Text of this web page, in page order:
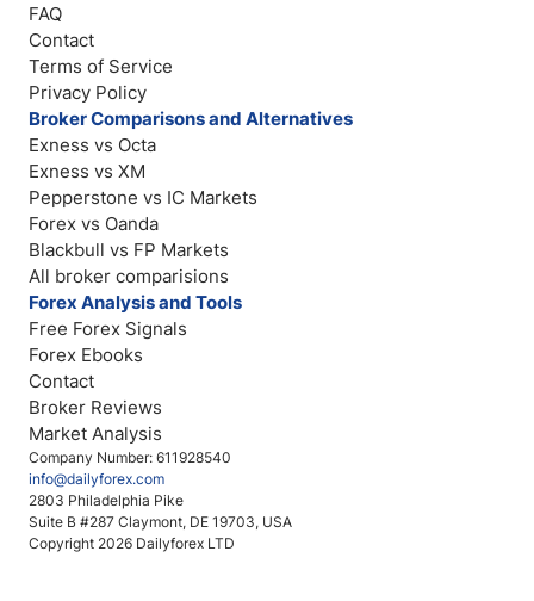
Company Number: 611928540
info@dailyforex.com
2803 Philadelphia Pike
Suite B #287 Claymont, DE 19703, USA
Copyright 2026 Dailyforex LTD
FAQ
Contact
Terms of Service
Privacy Policy
Broker Comparisons and Alternatives
Exness vs Octa
Exness vs XM
Pepperstone vs IC Markets
Forex vs Oanda
Blackbull vs FP Markets
All broker comparisions
Forex Analysis and Tools
Free Forex Signals
Forex Ebooks
Contact
Broker Reviews
Market Analysis